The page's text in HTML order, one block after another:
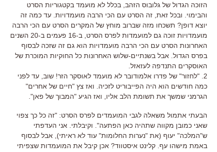
הזוכה הגדול של גלובוס הזהב, בכלל לא מועמד בקטגוריות הסרט
והבימוי. ובכל זאת, זה הסרט עם הכי הרבה מועמדויות. עד כמה זה
יוצא דופן? תשכחו מזה שברוב מוחץ של המקרים הסרט עם הכי הרבה
מועמדויות זוכה גם למועמדות לפרס הסרט, ב-16 פעמים ב-20 השנים
האחרונות הסרט עם הכי הרבה מועמדויות הוא גם זה שזכה לבסוף
בפרס הגדול. אבל בשנתיים-שלוש האחרונות כל החוקיות המוכרת של
האוסקרים התנדפה לעזאזל.
2. "לחזור" של פדרו אלמודובר לא מועמד לאוסקר הזר! שוב, עד לפני
כמה חודשים הוא היה הפייבוריט לזכיה. ואז צץ "חיים של אחרים"
הגרמני שמשך את תשומת הלב אליו, ואז הגיע "המבוך של פאן".
הבעתי אתמול משאלה לגבי המועמדים לפרס הסרט: "זה כל כך צפוי
שאני כמובן מקווה שתהיה כאן הפתעה". וקיבלתי. אני העדפתי
ש"המלכה" יעוף (את "נערות החלומות" עוד לא ראיתי), אבל לבסוף
באמת מישהו עף. קלינט איסטווד? אכן קיבל את המועמדות שצפיתי